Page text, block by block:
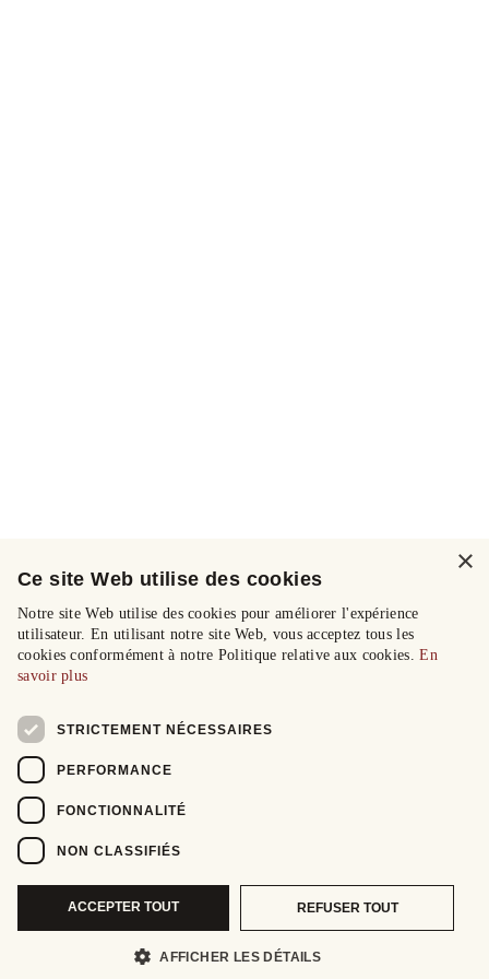
×
Ce site Web utilise des cookies
Notre site Web utilise des cookies pour améliorer l'expérience
utilisateur. En utilisant notre site Web, vous acceptez tous les
cookies conformément à notre Politique relative aux cookies.En
savoir plus
STRICTEMENT NÉCESSAIRES
PERFORMANCE
FONCTIONNALITÉ
NON CLASSIFIÉS
ACCEPTER TOUT REFUSER TOUT
AFFICHER LES DÉTAILS